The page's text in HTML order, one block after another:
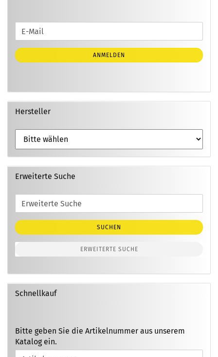
WEITER
ZUR
NEWSLETTER-
ANMELDUNG
E-
Mail
ANMELDEN
Hersteller
Erweiterte Suche
Erweiterte
Suche
SUCHEN
ERWEITERTE SUCHE
Schnellkauf
BITTE
GEBEN
SIE
Bitte geben Sie die Artikelnummer aus unserem
Katalog ein.